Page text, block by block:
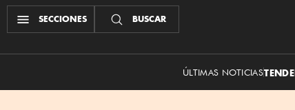
SECCIONES BUSCAR
ÚLTIMAS NOTICIAS